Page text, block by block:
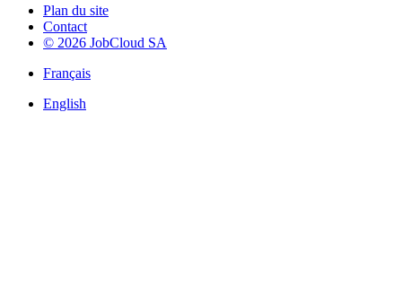
Plan du site
Contact
© 2026 JobCloud SA
Français
English